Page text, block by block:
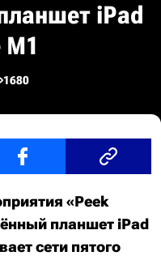
iPad
1680
«Peek
планшет iPad
сети пятого